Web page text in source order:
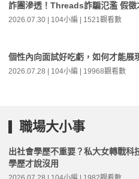
詐團滲透！Threads詐騙氾濫 假徵
2026.07.30 | 104小編 | 1521觀看數
個性內向面試好吃虧，如何才能展
2026.07.28 | 104小編 | 19968觀看數
職場大小事
出社會學歷不重要？私大女轉戰科
學歷才說沒用